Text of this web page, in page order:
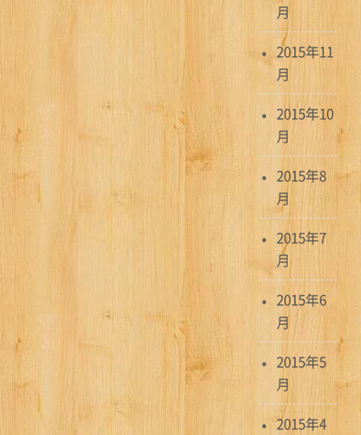
月
2015年11
月
2015年10
月
2015年8
月
2015年7
月
2015年6
月
2015年5
月
2015年4